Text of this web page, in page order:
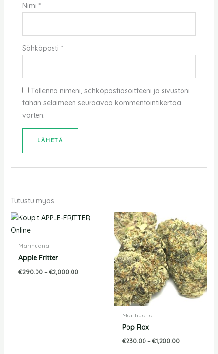
Nimi *
Sähköposti *
Tallenna nimeni, sähköpostiosoitteeni ja sivustoni
tähän selaimeen seuraavaa kommentointikertaa
varten.
Tutustu myös
Marihuana
Apple Fritter
€290.00 – €2,000.00
Hintaluokka:
€290.00
Marihuana
Pop Rox
€230.00 – €1,200.00
€230.00
-
€1,200.00